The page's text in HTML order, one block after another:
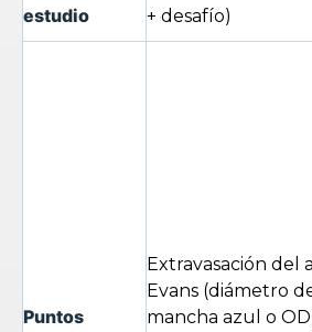
estudio
+ desafío)
Puntos
Extravasación del
Evans (diámetro
mancha azul o